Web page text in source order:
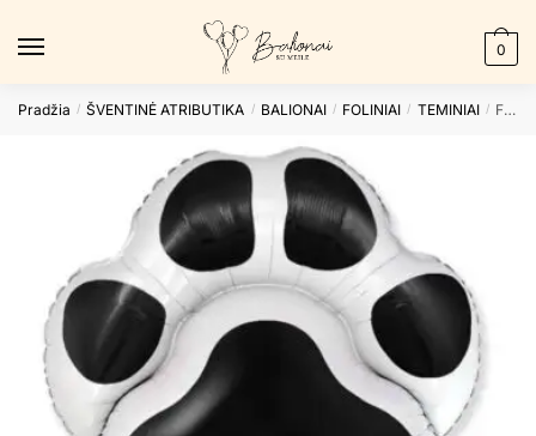
0
Pradžia / ŠVENTINĖ ATRIBUTIKA / BALIONAI / FOLINIAI / TEMINIAI / Folinis balionas PAW BLACK nepakuotas